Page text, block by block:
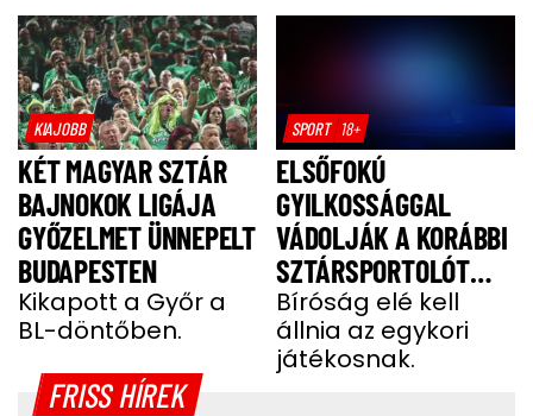
KIAJOBB
KÉT MAGYAR SZTÁR
BAJNOKOK LIGÁJA
GYŐZELMET ÜNNEPELT
BUDAPESTEN
Kikapott a Győr a
BL-döntőben.
SPORT 18+
ELSŐFOKÚ
GYILKOSSÁGGAL
VÁDOLJÁK A KORÁBBI
SZTÁRSPORTOLÓT
BARÁTNŐJE TRAGIKUS
HALÁLA MIATT
Bíróság elé kell
állnia az egykori
játékosnak.
FRISS HÍREK